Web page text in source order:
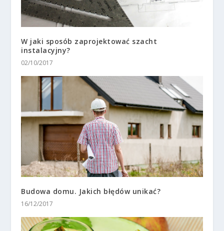
W jaki sposób zaprojektować szacht
instalacyjny?
02/10/2017
Budowa domu. Jakich błędów unikać?
16/12/2017